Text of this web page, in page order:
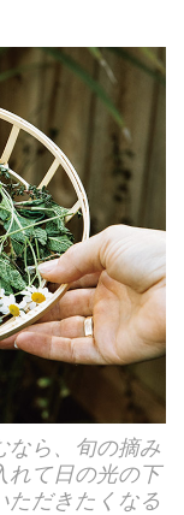
なら、旬の摘み
れて日の光の下
ただきたくなる